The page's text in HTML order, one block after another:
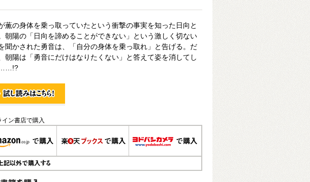
薫の身体を乗っ取っていたという衝撃の事実を知った日向と
朝陽の「日向を諦めることができない」という激しく切ない
聞かされた勇音は、「自分の身体を乗っ取れ」と告げる。だ
朝陽は「勇音にだけはなりたくない」と答えて姿を消してし
……!?
イン書店で購入